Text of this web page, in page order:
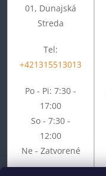
01, Dunajská
Streda
Tel:
+421315513013
Po - Pi: 7:30 -
17:00
So - 7:30 -
12:00
Ne - Zatvorené